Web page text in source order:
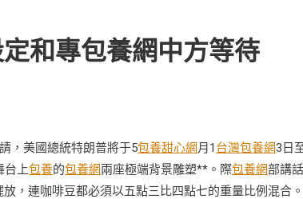
和專包養網中方等待
，美國總統特朗普將于5包養甜心網月1 台灣包養網3日
台上包養的包養網兩座極端背景雕塑**。際包養網部講
，連咖啡豆都必須以五點三比四點七的重量比例混合